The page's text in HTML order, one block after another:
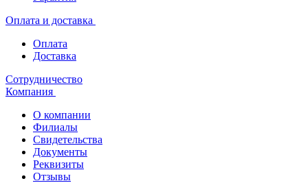
Оплата и доставка
Оплата
Доставка
Сотрудничество
Компания
О компании
Филиалы
Свидетельства
Документы
Реквизиты
Отзывы